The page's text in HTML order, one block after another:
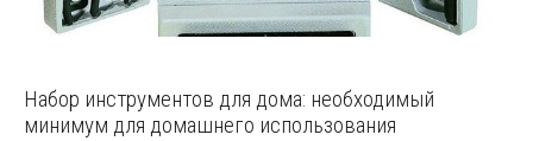
Набор инструментов для дома: необходимый
минимум для домашнего использования